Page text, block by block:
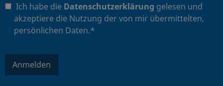
Ich habe die Datenschutzerklärung gelesen und
akzeptiere die Nutzung der von mir übermittelten,
persönlichen Daten.*
Anmelden